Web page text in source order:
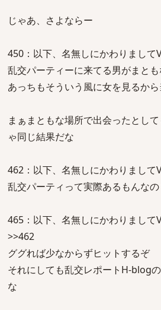
じゃあ、さよならー
450：以下、名無しにかわりまして
乱交パーティーに来てる男がまと
あっちもそういう風に女を見るか
まぁまともな場所で出会ったとし
ゃ同じ結果だな
462：以下、名無しにかわりまして
乱交パーティって実際あるもんなの
465：以下、名無しにかわりまして
>>462
ググれば少なからずヒットするぞ
それにしても乱交レポートH-blog
な